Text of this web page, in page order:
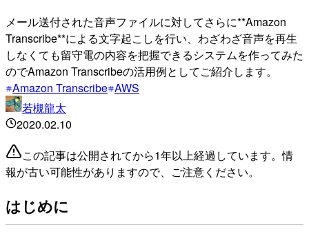
メール送付された音声ファイルに対してさらに**Amazon
Transcribe**による文字起こしを行い、わざわざ音声を再生
しなくても留守電の内容を把握できるシステムを作ってみた
のでAmazon Transcribeの活用例としてご紹介します。
Amazon Transcribe AWS
若槻龍太
2020.02.10
この記事は公開されてから1年以上経過しています。情
報が古い可能性がありますので、ご注意ください。
はじめに